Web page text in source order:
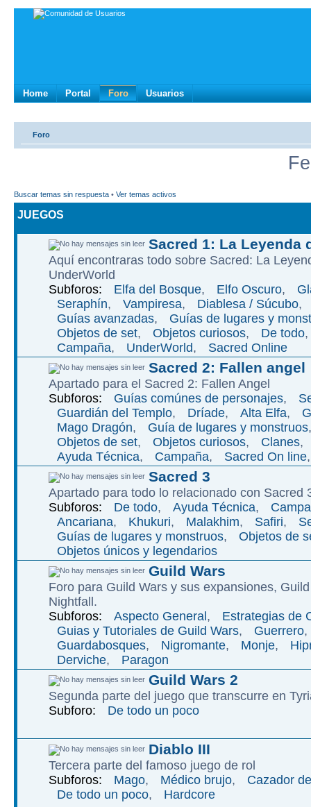
Home Portal Foro Usuarios
Foro
Buscar temas sin respuesta • Ver temas activos
JUEGOS
Sacred 1: La Leyenda
Aquí­ encontraras todo sobre Sacred: La
UnderWorld
Subforos:
Elfa del Bosque, Elfo Oscuro,
Seraphí­n, Vampiresa, Diablesa / Súcubo,
Guí­as avanzadas,
Guí­as de lugares y
Objetos de set, Objetos curiosos, De todo,
Campaña, UnderWorld, Sacred Online
Sacred 2: Fallen angel
Apartado para el Sacred 2: Fallen Angel
Subforos:
Guías comúnes de personajes,
Guardián del Templo, Dríade, Alta Elfa,
Mago Dragón, Guía de lugares y monstruos
Objetos de set, Objetos curiosos, Clanes,
Ayuda Técnica, Campaña, Sacred On line
Sacred 3
Apartado para todo lo relacionado con Sacred
Subforos:
De todo, Ayuda Técnica,
Ancariana, Khukuri, Malakhim, Safiri,
Guías de lugares y monstruos,
Objetos de
Objetos únicos y legendarios
Guild Wars
Foro para Guild Wars y sus expansiones,
Nightfall.
Subforos:
Aspecto General ,
Estrategias de
Guias y Tutoriales de Guild Wars, Guerrero,
Guardabosques, Nigromante, Monje,
Derviche, Paragon
Guild Wars 2
Segunda parte del juego que transcurre en
Subforo:
De todo un poco
Diablo III
Tercera parte del famoso juego de rol
Subforos:
Mago, Médico brujo,
Cazador
De todo un poco, Hardcore